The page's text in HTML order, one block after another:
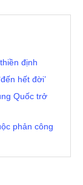
định
hết đời’
Quốc trở
phản công